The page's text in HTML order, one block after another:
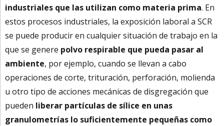
industriales que las utilizan como materia prima. En
estos procesos industriales, la exposición laboral a SCR
se puede producir en cualquier situación de trabajo en la
que se genere polvo respirable que pueda pasar al
ambiente, por ejemplo, cuando se llevan a cabo
operaciones de corte, trituración, perforación, molienda
u otro tipo de acciones mecánicas de disgregación que
pueden liberar partículas de sílice en unas
granulometrías lo suficientemente pequeñas como